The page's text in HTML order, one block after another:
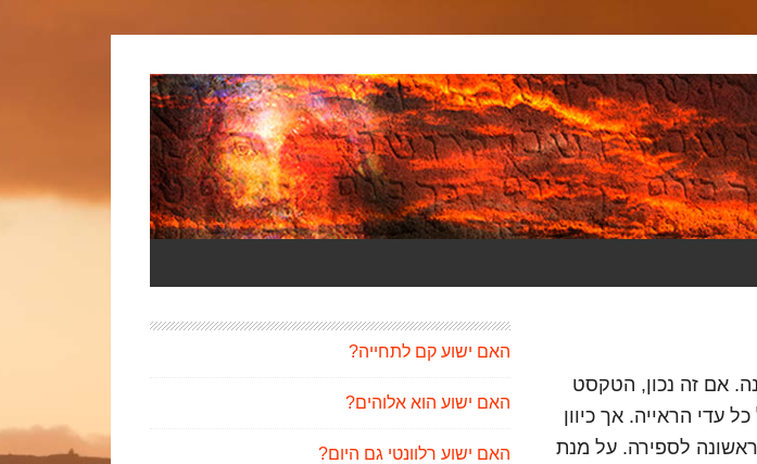
הסודיים" שנתגלו בטורקיה אמורים להיות עותק בן 1500 שנה. אם זה נכון, הטקסט
כל עדי הראייה. אך כיוון
לספירה. על מנת
האם ישוע קם לתחייה?
האם ישוע הוא אלוהים?
האם ישוע רלוונטי גם היום?